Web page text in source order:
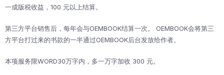
一成版税收益，100 元以上结算。
第三方平台销售后，每年会与OEMBOOK结算一次。 OEMBOOK会将第三
方平台打过来的书款的一半通过OEMBOOK后台发放给作者。
本项服务限WORD30万字内，多一万字加收 300 元。